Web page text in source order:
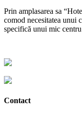
Prin amplasarea sa
comod necesitatea unui
specifică unui mic
Contact